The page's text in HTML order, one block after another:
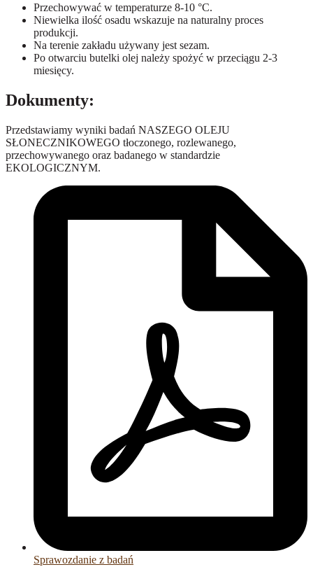
Przechowywać w temperaturze 8-10 °C.
Niewielka ilość osadu wskazuje na naturalny proces
produkcji.
Na terenie zakładu używany jest sezam.
Po otwarciu butelki olej należy spożyć w przeciągu 2-3
miesięcy.
Dokumenty:
Przedstawiamy wyniki badań NASZEGO OLEJU
SŁONECZNIKOWEGO tłoczonego, rozlewanego,
przechowywanego oraz badanego w standardzie
EKOLOGICZNYM.
Sprawozdanie z badań